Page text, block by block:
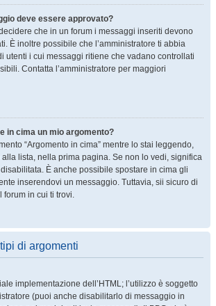
deve essere approvato?
che in un forum i messaggi inseriti devono
È inoltre possibile che l’amministratore ti abbia
utenti i cui messaggi ritiene che vadano controllati
Contatta l’amministratore per maggiori
in cima un mio argomento?
“Argomento in cima” mentre lo stai leggendo,
lista, nella prima pagina. Se non lo vedi, significa
È anche possibile spostare in cima gli
inserendovi un messaggio. Tuttavia, sii sicuro di
forum in cui ti trovi.
di argomenti
implementazione dell’HTML; l’utilizzo è soggetto
(puoi anche disabilitarlo di messaggio in